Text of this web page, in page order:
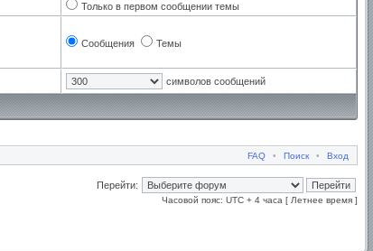
Только в первом сообщении темы
Сообщения Темы
символов сообщений
FAQ • Поиск • Вход
Перейти:
Часовой пояс: UTC + 4 часа [ Летнее время ]